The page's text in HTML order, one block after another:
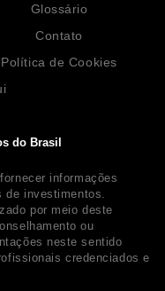
do Brasil
informações
de investimentos.
por meio deste
ou
neste sentido
credenciados e
Glossário
Contato
Política de Cookies